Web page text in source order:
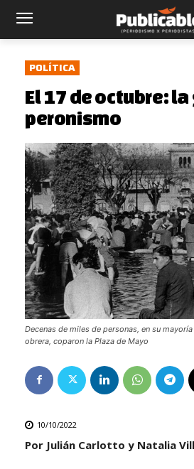
POLÍTICA
El 17 de octubre:
peronismo
Decenas de miles de personas, en su
obrera, coparon la Plaza de Mayo
10/10/2022
Por Julián Carlotto y Natalia